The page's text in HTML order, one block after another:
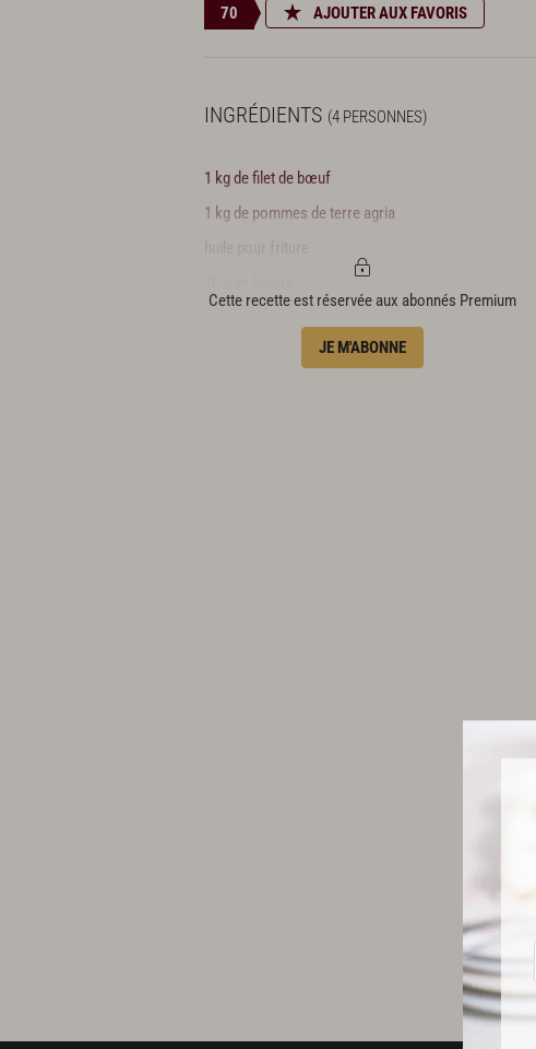
70 AJOUTER AUX FAVORIS
INGRÉDIENTS (4 PERSONNES)
1 kg de filet de bœuf
1 kg de pommes de terre agria
Cette recette est réservée aux abonnés Premium
JE M'ABONNE